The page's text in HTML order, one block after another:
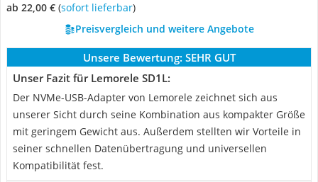
ab 22,00 € ( Sofort lieferbar)
Preisvergleich und weitere Angebote
Unsere Bewertung: SEHR GUT
Unser Fazit für Lemorele SD1L:
Der NVMe-USB-Adapter von Lemorele zeichnet sich aus
unserer Sicht durch seine Kombination aus kompakter Größe
mit geringem Gewicht aus. Außerdem stellten wir Vorteile in
seiner schnellen Datenübertragung und universellen
Kompatibilität fest.